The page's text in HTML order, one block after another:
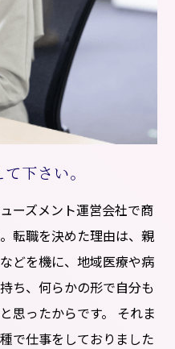
下さい。
ーズメント運営会社で商
転職を決めた理由は、親
どを機に、地域医療や病
ち、何らかの形で自分も
思ったからです。 それま
で仕事をしておりました